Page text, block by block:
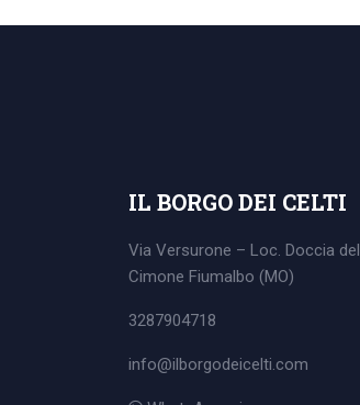
IL BORGO DEI CELTI
Via Versurone – Loc. Doccia del
Cimone Fiumalbo (MO)
3287904718
info@ilborgodeicelti.com